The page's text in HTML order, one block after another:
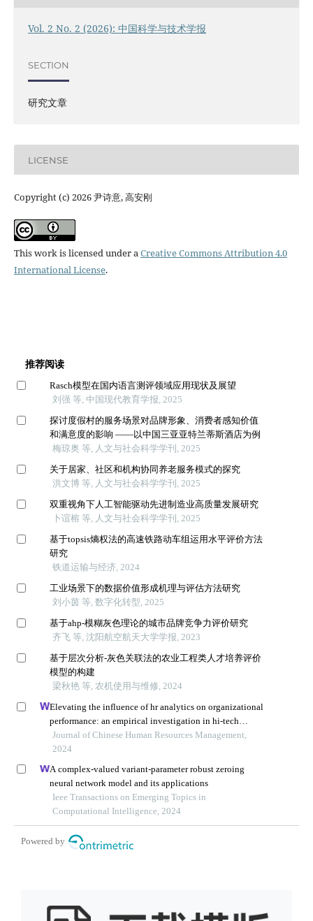
Vol. 2 No. 2 (2026): 中国科学与技术学报
SECTION
研究文章
LICENSE
Copyright (c) 2026 尹诗意, 高安刚
This work is licensed under aCreative Commons Attribution 4.0
International License.
推荐阅读
Rasch模型在国内语言测评领域应用现状及展望
刘强 等, 中国现代教育学报, 2025
探讨度假村的服务场景对品牌形象、消费者感知价值
和满意度的影响 ——以中国三亚亚特兰蒂斯酒店为例
梅琼奥 等, 人文与社会科学学刊, 2025
关于居家、社区和机构协同养老服务模式的探究
洪文博 等, 人文与社会科学学刊, 2025
双重视角下人工智能驱动先进制造业高质量发展研究
卜谊榕 等, 人文与社会科学学刊, 2025
基于topsis熵权法的高速铁路动车组运用水平评价方法
研究
铁道运输与经济, 2024
工业场景下的数据价值形成机理与评估方法研究
刘小茵 等, 数字化转型, 2025
基于ahp-模糊灰色理论的城市品牌竞争力评价研究
齐飞 等, 沈阳航空航天大学学报, 2023
基于层次分析-灰色关联法的农业工程类人才培养评价
模型的构建
梁秋艳 等, 农机使用与维修, 2024
Elevating the influence of hr analytics on organizational
performance: an empirical investigation in hi-tech
manufacturing industry of a developing economy
Journal of Chinese Human Resources Management,
2024
A complex-valued variant-parameter robust zeroing
neural network model and its applications
Ieee Transactions on Emerging Topics in
Computational Intelligence, 2024
Powered by